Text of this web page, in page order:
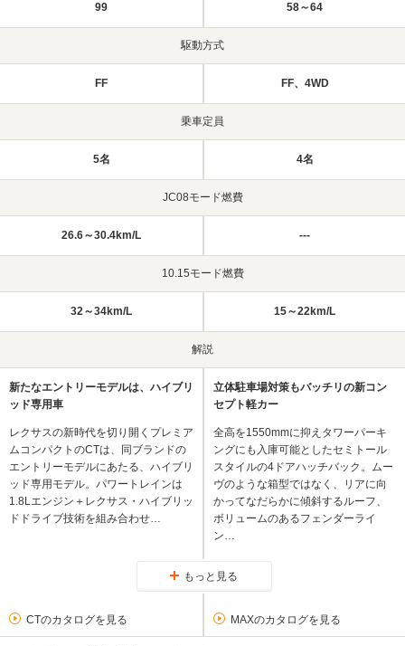
99 58～64
駆動方式
FF FF、4WD
乗車定員
5名 4名
JC08モード燃費
26.6～30.4km/L ---
10.15モード燃費
32～34km/L 15～22km/L
解説
新たなエントリーモデルは、ハイブリ
ッド専用車
レクサスの新時代を切り開くプレミア
ムコンパクトのCTは、同ブランドの
エントリーモデルにあたる、ハイブリ
ッド専用モデル。パワートレインは
1.8Lエンジン＋レクサス・ハイブリッ
ドドライブ技術を組み合わせ…
立体駐車場対策もバッチリの新コン
セプト軽カー
全高を1550mmに抑えタワーパーキ
ングにも入庫可能としたセミトール
スタイルの4ドアハッチバック。ムー
ヴのような箱型ではなく、リアに向
かってなだらかに傾斜するルーフ、
ボリュームのあるフェンダーライ
ン…
もっと見る
CTのカタログを見る MAXのカタログを見る